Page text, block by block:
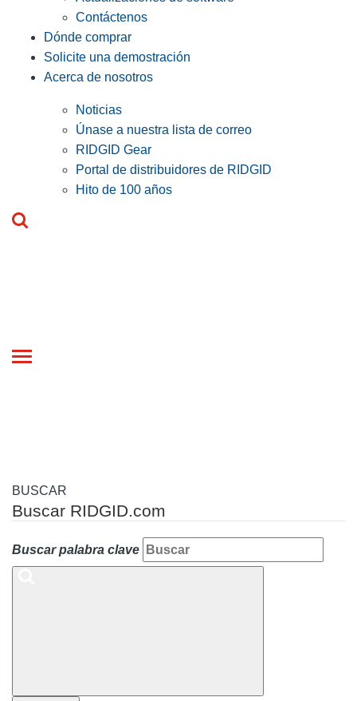
Contáctenos
Dónde comprar
Solicite una demostración
Acerca de nosotros
Noticias
Únase a nuestra lista de correo
RIDGID Gear
Portal de distribuidores de RIDGID
Hito de 100 años
Toggle
BUSCAR
Buscar RIDGID.com
Buscar palabra clave